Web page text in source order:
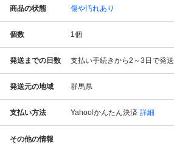
商品の状態 傷や汚れあり
個数 1個
発送までの日数 支払い手続きから2～3日で発送
発送元の地域 群馬県
支払い方法 Yahoo!かんたん決済 詳細
その他の情報